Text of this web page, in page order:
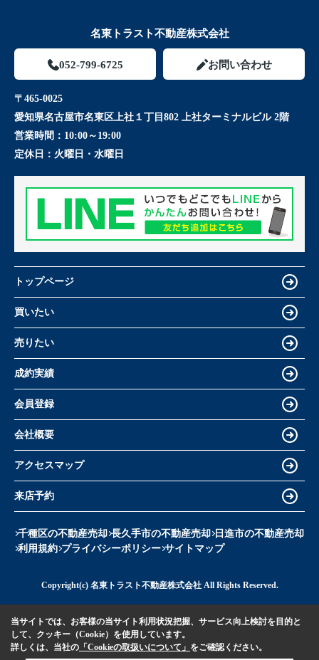
名東トラスト不動産株式会社
052-799-6725 お問い合わせ
〒465-0025
愛知県名古屋市名東区上社１丁目802 上社ターミナルビル 2階
営業時間： 10:00～19:00
定休日： 火曜日・水曜日
トップページ
買いたい
売りたい
成約実績
会員登録
会社概要
アクセスマップ
来店予約
千種区の不動産売却 長久手市の不動産売却 日進市の不動産売却
利用規約 プライバシーポリシー サイトマップ
Copyright(c) 名東トラスト不動産株式会社 All Rights Reserved.
当サイトでは、お客様の当サイト利用状況把握、サービス向上検討を目的と
して、クッキー（Cookie）を使用しています。
詳しくは、当社の 「Cookieの取扱いについて」 をご確認ください。